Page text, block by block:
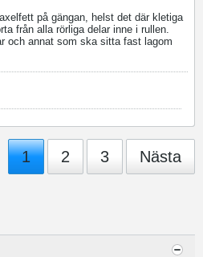
på gängan, helst det där kletiga
från alla rörliga delar inne i rullen.
och annat som ska sitta fast lagom
1 2 3 Nästa